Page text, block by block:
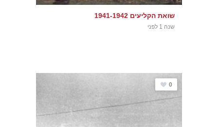
שואת הקליעים 1941-1942
שנה 1 לפני
0